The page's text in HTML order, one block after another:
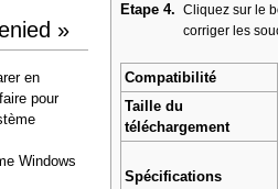
Etape 4. Cliquez sur le
corriger les
Compatibilité
Taille du
téléchargement
Spécifications
»
en
pour
Windows